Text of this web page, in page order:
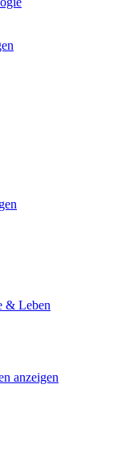
& Leben
anzeigen